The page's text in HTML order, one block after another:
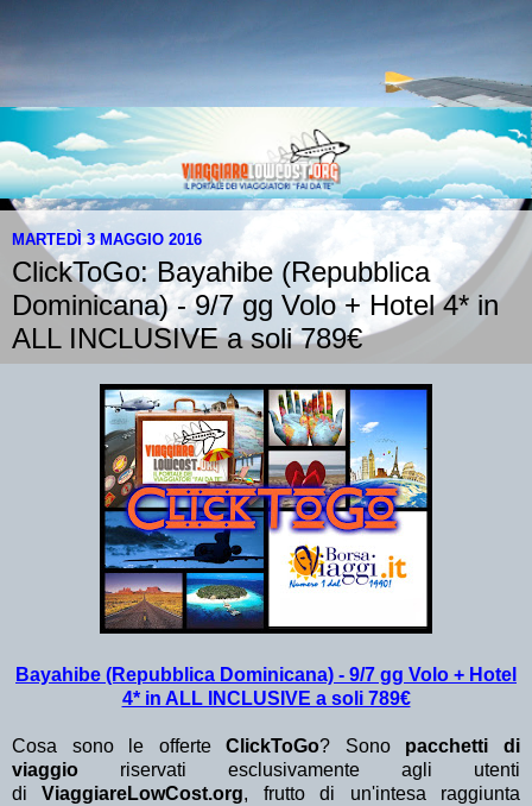
MARTEDÌ 3 MAGGIO 2016
ClickToGo: Bayahibe (Repubblica
Dominicana) - 9/7 gg Volo + Hotel 4* in
ALL INCLUSIVE a soli 789€
Bayahibe (Repubblica Dominicana) - 9/7 gg Volo + Hotel
4* in ALL INCLUSIVE a soli 789€
Cosa sono le offerteClickToGo? Sono pacchetti di
viaggio riservati esclusivamente agli utenti
diViaggiareLowCost.org, frutto di un'intesa raggiunta